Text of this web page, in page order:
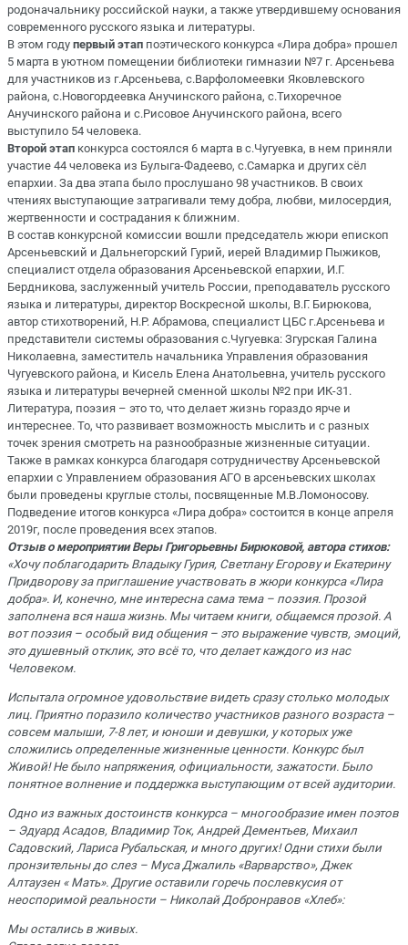
родоначальнику российской науки, а также утвердившему основания
современного русского языка и литературы.
В этом году первый этап поэтического конкурса «Лира добра» прошел
5 марта в уютном помещении библиотеки гимназии №7 г. Арсеньева
для участников из г.Арсеньева, с.Варфоломеевки Яковлевского
района, с.Новогордеевка Анучинского района, с.Тихоречное
Анучинского района и с.Рисовое Анучинского района, всего
выступило 54 человека.
Второй этап конкурса состоялся 6 марта в с.Чугуевка, в нем приняли
участие 44 человека из Булыга-Фадеево, с.Самарка и других сёл
епархии. За два этапа было прослушано 98 участников. В своих
чтениях выступающие затрагивали тему добра, любви, милосердия,
жертвенности и сострадания к ближним.
В состав конкурсной комиссии вошли председатель жюри епископ
Арсеньевский и Дальнегорский Гурий, иерей Владимир Пыжиков,
специалист отдела образования Арсеньевской епархии, И.Г.
Бердникова, заслуженный учитель России, преподаватель русского
языка и литературы, директор Воскресной школы, В.Г. Бирюкова,
автор стихотворений, Н.Р. Абрамова, специалист ЦБС г.Арсеньева и
представители системы образования с.Чугуевка: Згурская Галина
Николаевна, заместитель начальника Управления образования
Чугуевского района, и Кисель Елена Анатольевна, учитель русского
языка и литературы вечерней сменной школы №2 при ИК-31.
Литература, поэзия – это то, что делает жизнь гораздо ярче и
интереснее. То, что развивает возможность мыслить и с разных
точек зрения смотреть на разнообразные жизненные ситуации.
Также в рамках конкурса благодаря сотрудничеству Арсеньевской
епархии с Управлением образования АГО в арсеньевских школах
были проведены круглые столы, посвященные М.В.Ломоносову.
Подведение итогов конкурса «Лира добра» состоится в конце апреля
2019г, после проведения всех этапов.
Отзыв о мероприятии Веры Григорьевны Бирюковой, автора стихов:
«Хочу поблагодарить Владыку Гурия, Светлану Егорову и Екатерину
Придворову за приглашение участвовать в жюри конкурса «Лира
добра». И, конечно, мне интересна сама тема – поэзия. Прозой
заполнена вся наша жизнь. Мы читаем книги, общаемся прозой. А
вот поэзия– особый вид общения – это выражение чувств, эмоций,
это душевный отклик, это всёто, что делает каждого из нас
Человеком.
Испытала огромное удовольствие видеть сразу столько молодых
лиц. Приятно поразило количество участников разного возраста –
совсем малыши, 7-8 лет, и юноши и девушки, у которых уже
сложились определенные жизненные ценности. Конкурс был
Живой! Не было напряжения, официальности, зажатости. Было
понятное волнение и поддержка выступающим от всей аудитории.
Одно из важных достоинств конкурса – многообразие имен поэтов
– Эдуард Асадов, Владимир Ток, Андрей Дементьев, Михаил
Садовский, Лариса Рубальская, и много других! Одни стихи были
пронзительны до слез – Муса Джалиль«Варварство», Джек
Алтаузен« Мать». Другие оставили горечь послевкусия от
неоспоримой реальности – НиколайДобронравов «Хлеб»:
Мы остались в живых.